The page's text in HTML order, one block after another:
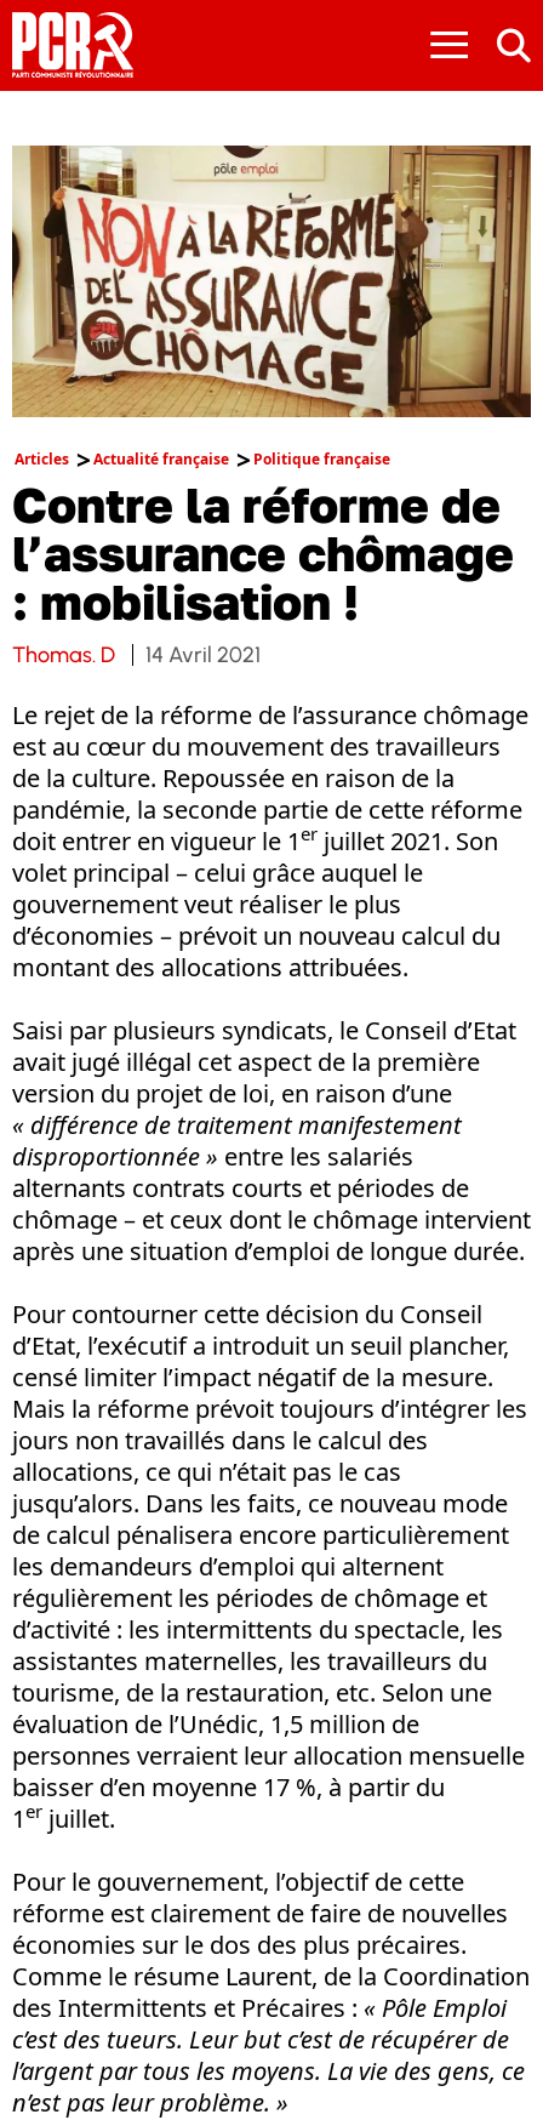
≡
Articles Actualité française Politique française
Contre la réforme de
l’assurance chômage
: mobilisation !
Thomas. D 14 Avril 2021
Le rejet de la réforme de l’assurance chômage
est au cœur du mouvement des travailleurs
de la culture. Repoussée en raison de la
pandémie, la seconde partie de cette réforme
doit entrer en vigueur le 1er juillet 2021. Son
volet principal – celui grâce auquel le
gouvernement veut réaliser le plus
d’économies – prévoit un nouveau calcul du
montant des allocations attribuées.
Saisi par plusieurs syndicats, le Conseil d’Etat
avait jugé illégal cet aspect de la première
version du projet de loi, en raison d’une
« différence de traitement manifestement
disproportionnée » entre les salariés
alternants contrats courts et périodes de
chômage – et ceux dont le chômage intervient
après une situation d’emploi de longue durée.
Pour contourner cette décision du Conseil
d’Etat, l’exécutif a introduit un seuil plancher,
censé limiter l’impact négatif de la mesure.
Mais la réforme prévoit toujours d’intégrer les
jours non travaillés dans le calcul des
allocations, ce qui n’était pas le cas
jusqu’alors. Dans les faits, ce nouveau mode
de calcul pénalisera encore particulièrement
les demandeurs d’emploi qui alternent
régulièrement les périodes de chômage et
d’activité : les intermittents du spectacle, les
assistantes maternelles, les travailleurs du
tourisme, de la restauration, etc. Selon une
évaluation de l’Unédic, 1,5 million de
personnes verraient leur allocation mensuelle
baisser d’en moyenne 17 %, à partir du
1er juillet.
Pour le gouvernement, l’objectif de cette
réforme est clairement de faire de nouvelles
économies sur le dos des plus précaires.
Comme le résume Laurent, de la Coordination
des Intermittents et Précaires : « Pôle Emploi
c’est des tueurs. Leur but c’est de récupérer de
l’argent par tous les moyens. La vie des gens, ce
n’est pas leur problème. »